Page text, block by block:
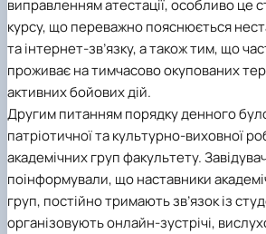
виправленням атестації, особливо це
курсу, що переважно пояснюється
та інтернет-зв’язку, а також тим, що
проживає на тимчасово окупованих
активних бойових дій.
Другим питанням порядку денного
патріотичної та культурно-виховної
академічних груп факультету.
поінформували, що наставники
груп, постійно тримають зв’язок із
організовують онлайн-зустрічі,